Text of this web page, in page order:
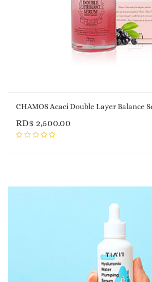
CHAMOS Acaci Double Layer Balance
RD$ 2,500.00